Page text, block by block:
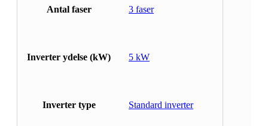
Antal faser 3 faser
Inverter ydelse (kW) 5 kW
Inverter type Standard inverter